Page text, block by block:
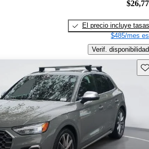
El precio incluye tasas
$485/mes
Verif. disponibilidad